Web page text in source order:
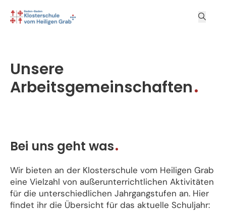
Unsere
Arbeitsgemeinschaften
Bei uns geht was
Wir bieten an der Klosterschule vom Heiligen Grab
eine Vielzahl von außerunterrichtlichen Aktivitäten
für die unterschiedlichen Jahrgangstufen an. Hier
findet ihr die Übersicht für das aktuelle Schuljahr: